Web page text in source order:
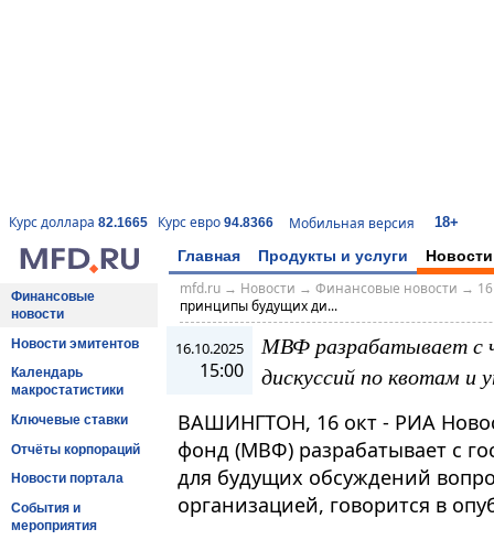
Курс доллара 82.1665 Курс евро 94.8366 Мобильная версия 18+
Главная Продукты и услуги Новости
Финансовые
новости
Новости эмитентов
Календарь
макростатистики
Ключевые ставки
Отчёты корпораций
Новости портала
События и
мероприятия
mfd.ru→ Новости → Финансовые новости →
принципы будущих ди...
16.10.2025
15:00
МВФ разрабатывает с
дискуссий по квотам и
ВАШИНГТОН, 16 окт - РИА
фонд (МВФ) разрабатывает с
для будущих обсуждений
организацией, говорится в